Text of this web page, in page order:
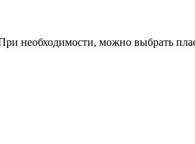
необходимости, можно выбрать